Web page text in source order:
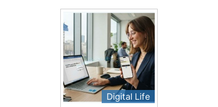
Digital Life